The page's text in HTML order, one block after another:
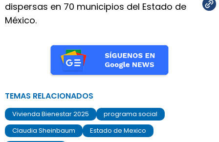
dispersas en 70 municipios del Estado de
México.
TEMAS RELACIONADOS
Vivienda Bienestar 2025
programa social
Claudia Sheinbaum
Estado de Mexico